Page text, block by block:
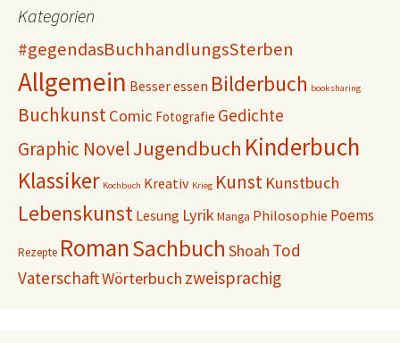
Kategorien
#gegendasBuchhandlungsSterben
Allgemein Besser essen Bilderbuch booksharing
BuchkunstComic Fotografie Gedichte
Graphic NovelJugendbuch Kinderbuch
Klassiker Kochbuch Kreativ Krieg Kunst Kunstbuch
Lebenskunst Lesung LyrikManga Philosophie Poems
Rezepte RomanSachbuch Shoah Tod
VaterschaftWörterbuch zweisprachig